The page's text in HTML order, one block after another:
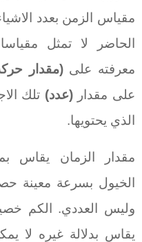
مقياس الزمن بعدد
الحاضر لا تمثل
معرفته على(مقدار
على مقدار(عدد) تلك
الذي يحتويها.
مقدار الزمان يقاس
الخيول بسرعة معينة
وليس العددي. الكم
يقاس بدلالة غيره لا